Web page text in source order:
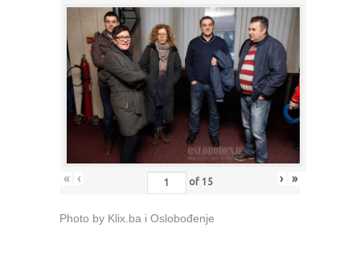
« ‹ of 15 › »
Photo by Klix.ba i Oslobođenje